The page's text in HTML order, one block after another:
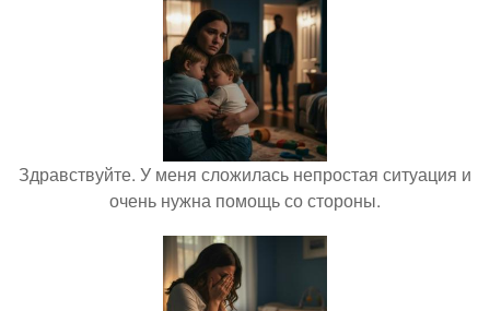
Здравствуйте. У меня сложилась непростая ситуация и
очень нужна помощь со стороны.